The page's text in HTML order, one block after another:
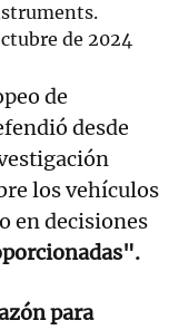
de 2024
de
desde
los vehículos
en decisiones
para